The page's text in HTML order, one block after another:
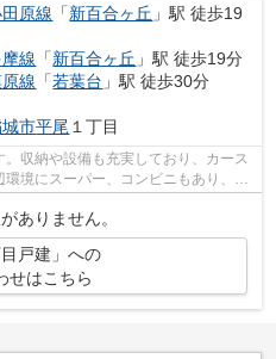
原線 「新百合ヶ丘 」駅 徒歩19
線 「新百合ヶ丘 」駅 徒歩19分
線 「若葉台 」駅 徒歩30分
市平尾１丁目
収納や設備も充実しており、カース
境にスーパー、コンビニもあり、住
ありません。
目戸建」への
せはこちら